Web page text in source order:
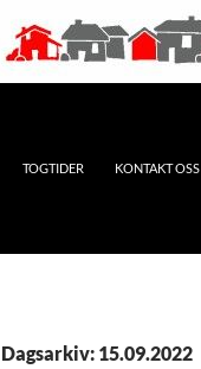
TOGTIDER KONTAKT OSS
Dagsarkiv: 15.09.2022